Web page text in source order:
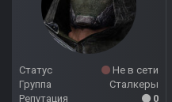
Статус
Не в сети
Группа
Сталкеры
Репутация
0